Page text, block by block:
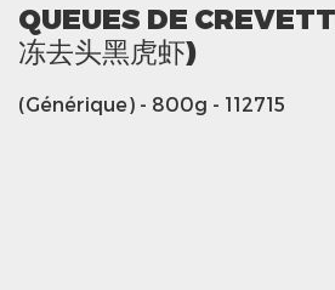
QUEUES DE
冻去头黑虎虾)
(Générique) - 800g - 112715